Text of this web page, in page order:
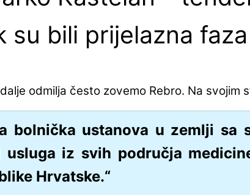
su bili prijelazna faza
odmilja često zovemo Rebro. Na svojim
bolnička ustanova u zemlji sa
usluga iz svih područja
Hrvatske.“